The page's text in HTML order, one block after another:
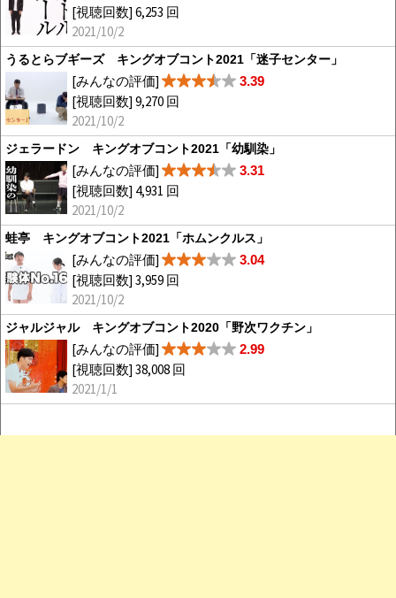
[視聴回数] 6,253 回
2021/10/2
うるとらブギーズ キングオブコント2021「迷子センター」
[みんなの評価] 3.39
[視聴回数] 9,270 回
2021/10/2
ジェラードン キングオブコント2021「幼馴染」
[みんなの評価] 3.31
[視聴回数] 4,931 回
2021/10/2
蛙亭 キングオブコント2021「ホムンクルス」
[みんなの評価] 3.04
[視聴回数] 3,959 回
2021/10/2
ジャルジャル キングオブコント2020「野次ワクチン」
[みんなの評価] 2.99
[視聴回数] 38,008 回
2021/1/1